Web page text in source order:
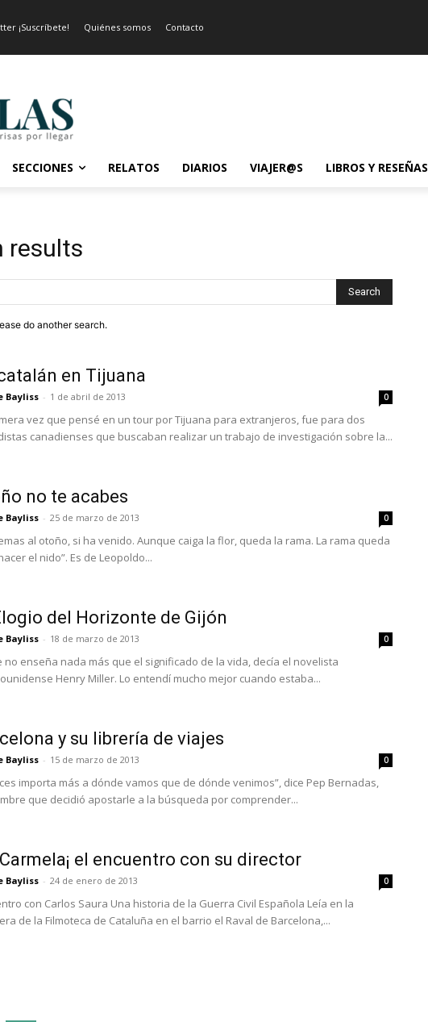
¡Suscríbete! Quiénes somos Contacto
SECCIONES RELATOS DIARIOS VIAJER@S LIBROS Y RESEÑAS
results
Search
do another search.
en Tijuana
Bayliss - 1 de abril de 2013 0
vez que pensé en un tour por Tijuana para extranjeros, fue para dos
canadienses que buscaban realizar un trabajo de investigación sobre la...
no te acabes
Bayliss - 25 de marzo de 2013 0
al otoño, si ha venido. Aunque caiga la flor, queda la rama. La rama queda
el nido”. Es de Leopoldo...
del Horizonte de Gijón
Bayliss - 18 de marzo de 2013 0
no enseña nada más que el significado de la vida, decía el novelista
Henry Miller. Lo entendí mucho mejor cuando estaba...
y su librería de viajes
Bayliss - 15 de marzo de 2013 0
importa más a dónde vamos que de dónde venimos”, dice Pep Bernadas,
que decidió apostarle a la búsqueda por comprender...
Carmela¡ el encuentro con su director
Bayliss - 24 de enero de 2013 0
Saura Una historia de la Guerra Civil Española Leía en la
de la Filmoteca de Cataluña en el barrio el Raval de Barcelona,...